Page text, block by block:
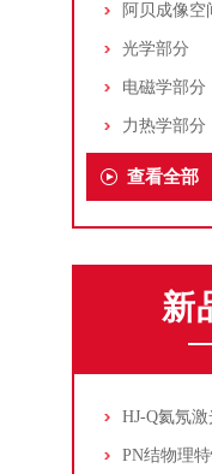
阿贝成像空
光学部分
电磁学部分
力热学部分
查看全部
新
HJ-Q氦氖激